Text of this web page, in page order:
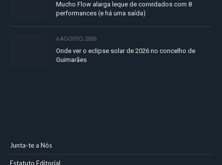
Mucho Flow alarga leque de convidados com 8
performances (e há uma saída)
6 AGOSTO, 2026
Onde ver o eclipse solar de 2026 no concelho de
Guimarães
Junta-te a Nós
Estatuto Editorial